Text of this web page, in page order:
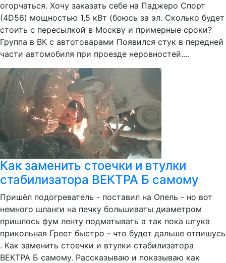
огорчаться. Хочу заказать себе на Паджеро Спорт
(4D56) мощностью 1,5 кВт (боюсь за эл. Сколько будет
стоить с пересылкой в Москву и примерные сроки?
Группа в ВК с автотоварами Появился стук в передней
части автомобиля при проезде неровностей....
Как заменить стоечки и втулки
стабилизатора ВЕКТРА Б самому
Пришёл подогреватель - поставил на Опель - но вот
немного шланги на печку большиваты диаметром
пришлось фум ленту подматывать а так пока штука
прикольная Греет быстро - что будет дальше отпишусь
. Как заменить стоечки и втулки стабилизатора
ВЕКТРА Б самому. Рассказываю и показываю как